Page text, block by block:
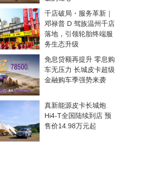
千店破局・服务革新｜
邓禄普 D 驾族温州千店
落地，引领轮胎终端服
务生态升级
免息贷额再提升 零息购
车无压力 长城皮卡超级
金融购车季强势来袭
真新能源皮卡长城炮
Hi4-T全国陆续到店 预
售价14.98万元起